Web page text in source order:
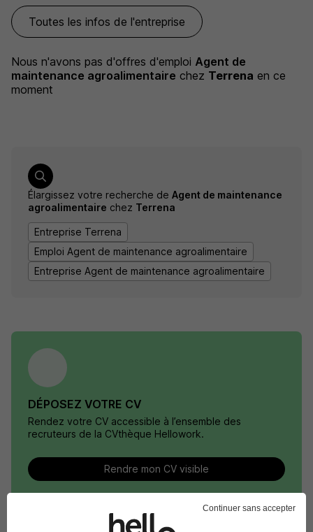
Toutes les infos de l'entreprise
Nous n'avons pas d'offres d'emploi Agent de
maintenance agroalimentaire chez Terrena en ce
moment
Élargissez votre recherche de Agent de maintenance
agroalimentaire chez Terrena
Entreprise Terrena
Emploi Agent de maintenance agroalimentaire
Entreprise Agent de maintenance agroalimentaire
DÉPOSEZ VOTRE CV
Rendez votre CV accessible à l’ensemble des
recruteurs de la CVthèque Hellowork.
Rendre mon CV visible
Continuer sans accepter